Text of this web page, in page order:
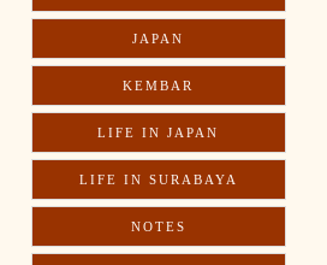
JAPAN
KEMBAR
LIFE IN JAPAN
LIFE IN SURABAYA
NOTES